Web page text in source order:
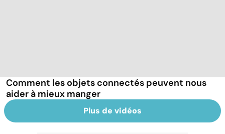
Comment les objets connectés peuvent nous
aider à mieux manger
Plus de vidéos